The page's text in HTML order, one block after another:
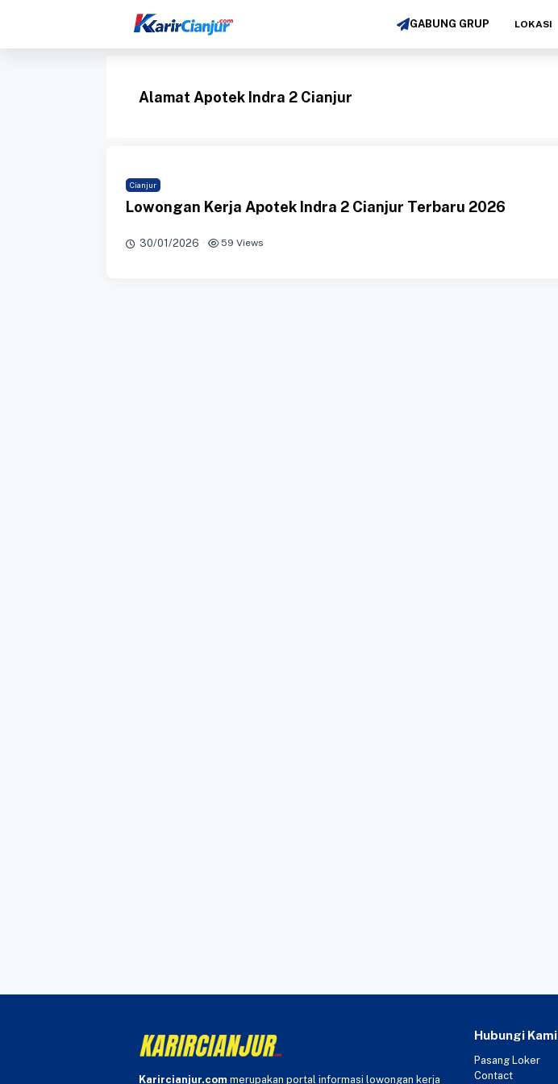
isi
GABUNG GRUP LOKASI
Alamat Apotek Indra 2 Cianjur
Cianjur
Lowongan Kerja Apotek Indra 2 Cianjur Terbaru 2026
30/01/2026 · 59 Views
Karircianjur.com merupakan portal informasi lowongan kerja
Hubungi Kami
Pasang Loker
Contact